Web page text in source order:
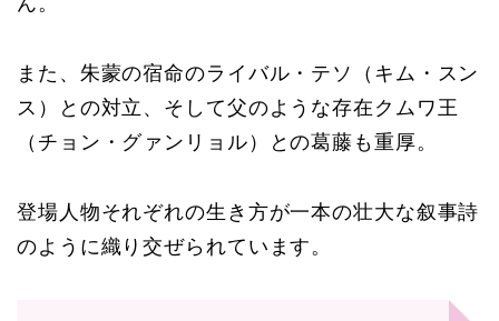
また、朱蒙の宿命のライバル・テソ（キム・スン
ス）との対立、そして父のような存在クムワ王
（チョン・グァンリョル）との葛藤も重厚。
登場人物それぞれの生き方が一本の壮大な叙事詩
のように織り交ぜられています。